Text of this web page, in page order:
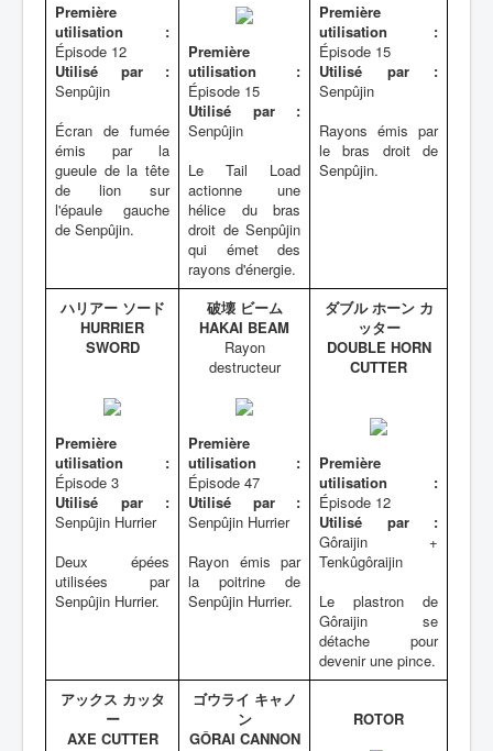
Première
utilisation :
Épisode 12
Utilisé par :
Senpûjin
Écran de fumée
émis par la
gueule de la tête
de lion sur
l'épaule gauche
de Senpûjin.
Première
utilisation :
Épisode 15
Utilisé par :
Senpûjin
Le Tail Load
actionne une
hélice du bras
droit de Senpûjin
qui émet des
rayons d'énergie.
Première
utilisation :
Épisode 15
Utilisé par :
Senpûjin
Rayons émis par
le bras droit de
Senpûjin.
ハリアー ソード
HURRIER
SWORD
Première
utilisation :
Épisode 3
Utilisé par :
Senpûjin Hurrier
Deux épées
utilisées par
Senpûjin Hurrier.
破壊 ビーム
HAKAI BEAM
Rayon
destructeur
Première
utilisation :
Épisode 47
Utilisé par :
Senpûjin Hurrier
Rayon émis par
la poitrine de
Senpûjin Hurrier.
ダブル ホーン カ
ッター
DOUBLE HORN
CUTTER
Première
utilisation :
Épisode 12
Utilisé par :
Gôraijin +
Tenkûgôraijin
Le plastron de
Gôraijin se
détache pour
devenir une pince.
アックス カッタ
ー
AXE CUTTER
ゴウライ キャノ
ン
GÔRAI CANNON
ROTOR